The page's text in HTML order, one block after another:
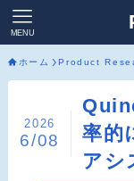
MENU
ホーム Product
率的
アシ
2026
6/08